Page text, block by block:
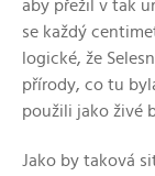
aby přežil v tak
se každý
logické, že
přírody, co tu
použili jako živé
Jako by taková